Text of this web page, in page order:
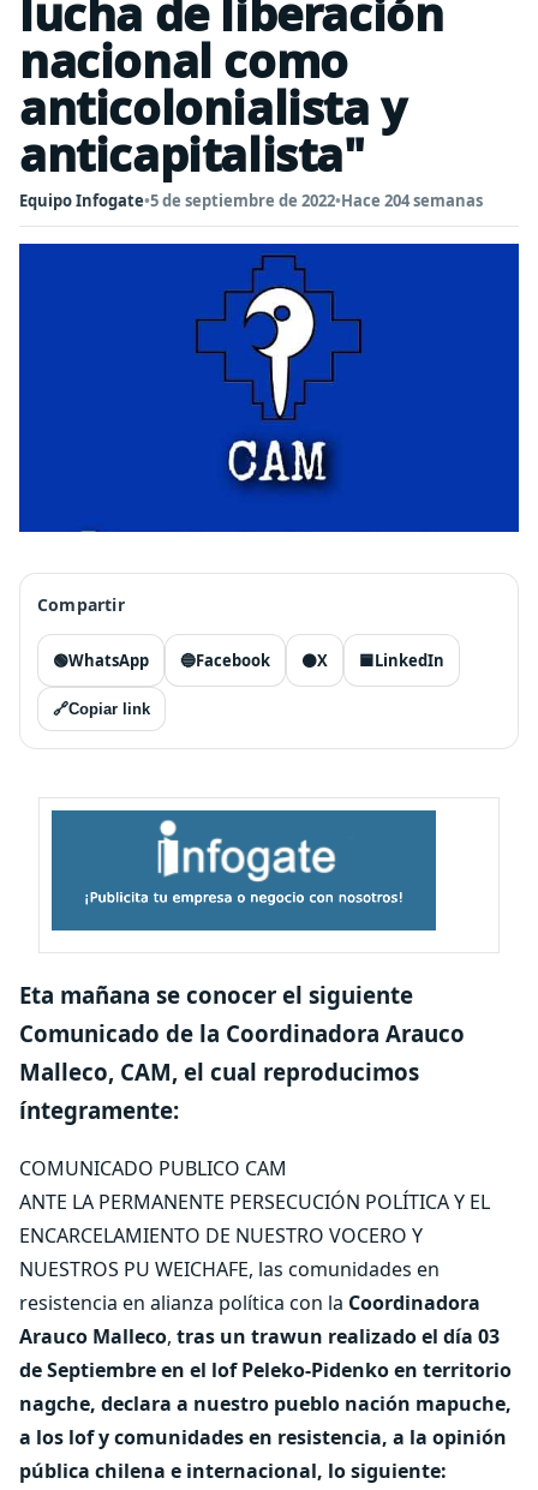
lucha de liberación
nacional como
anticolonialista y
anticapitalista"
Equipo Infogate•5 de septiembre de 2022•Hace 204 semanas
Compartir
🟢WhatsApp 🔵Facebook ⚫X 🟦LinkedIn
🔗Copiar link
Eta mañana se conocer el siguiente
Comunicado de la Coordinadora Arauco
Malleco, CAM, el cual reproducimos
íntegramente:
COMUNICADO PUBLICO CAM
ANTE LA PERMANENTE PERSECUCIÓN POLÍTICA Y EL
ENCARCELAMIENTO DE NUESTRO VOCERO Y
NUESTROS PU WEICHAFE, las comunidades en
resistencia en alianza política con la Coordinadora
Arauco Malleco, tras un trawun realizado el día 03
de Septiembre en el lof Peleko-Pidenko en territorio
nagche, declara a nuestro pueblo nación mapuche,
a los lof y comunidades en resistencia, a la opinión
pública chilena e internacional, lo siguiente: